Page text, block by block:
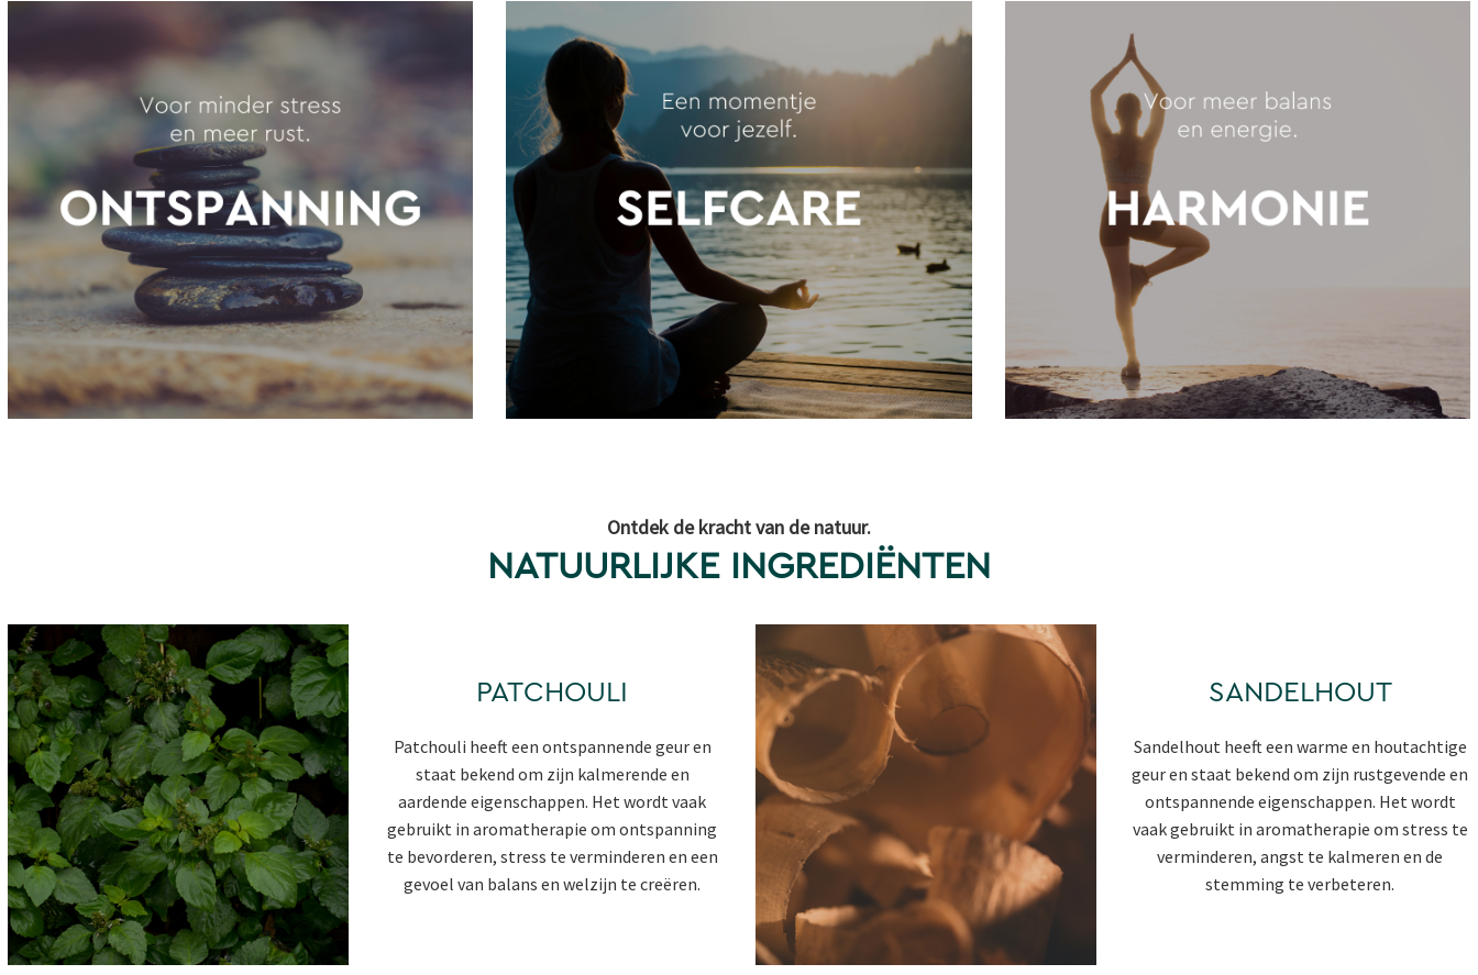
Ontdek de kracht van de natuur.
NATUURLIJKE INGREDIËNTEN
PATCHOULI
Patchouli heeft een ontspannende geur en
staat bekend om zijn kalmerende en
aardende eigenschappen. Het wordt vaak
gebruikt in aromatherapie om ontspanning
te bevorderen, stress te verminderen en een
gevoel van balans en welzijn te creëren.
SANDELHOUT
Sandelhout heeft een warme en houtachtige
geur en staat bekend om zijn rustgevende en
ontspannende eigenschappen. Het wordt
vaak gebruikt in aromatherapie om stress te
verminderen, angst te kalmeren en de
stemming te verbeteren.